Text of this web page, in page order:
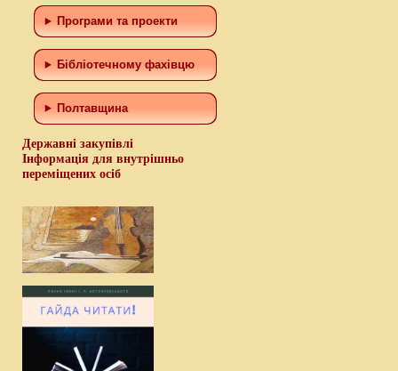
Програми та проекти
Бiблiотечному фахiвцю
Полтавщина
Державні закупівлі
Інформація для внутрішньо
переміщених осіб